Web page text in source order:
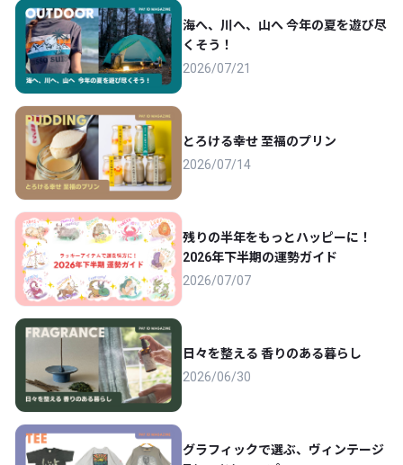
海へ、川へ、山へ 今年の夏を遊び尽
くそう！
2026/07/21
とろける幸せ 至福のプリン
2026/07/14
残りの半年をもっとハッピーに！
2026年下半期の運勢ガイド
2026/07/07
日々を整える 香りのある暮らし
2026/06/30
グラフィックで選ぶ、ヴィンテージ